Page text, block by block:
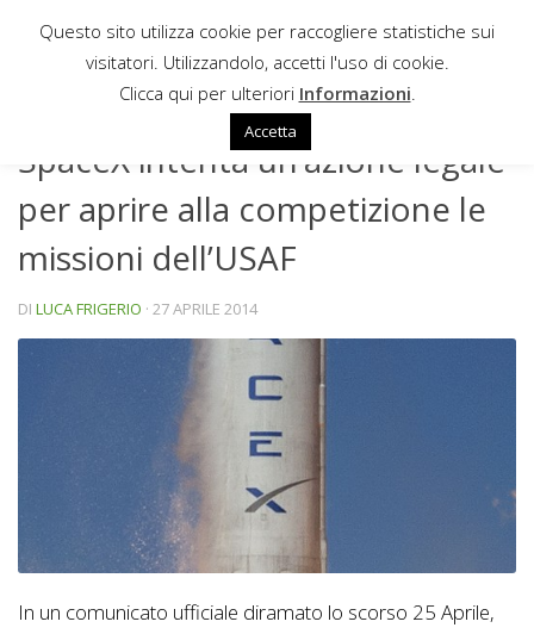
Sotto il contenuto
SpaceX intenta un’azione legale
per aprire alla competizione le
missioni dell’USAF
DI LUCA FRIGERIO · 27 APRILE 2014
In un comunicato ufficiale diramato lo scorso 25 Aprile,
Questo sito utilizza cookie per raccogliere statistiche sui
visitatori. Utilizzandolo, accetti l'uso di cookie.
Clicca qui per ulteriori Informazioni
Accetta